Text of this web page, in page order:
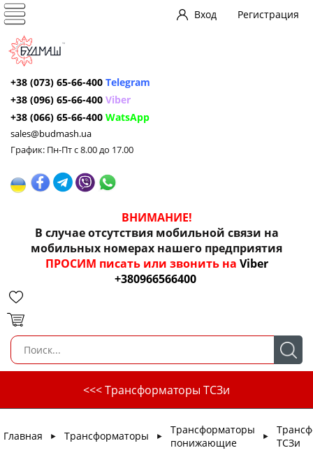
Вход Регистрация
+38 (073) 65-66-400 Telegram
+38 (096) 65-66-400 Viber
+38 (066) 65-66-400 WatsApp
sales@budmash.ua
График: Пн-Пт с 8.00 до 17.00
ВНИМАНИЕ!
В случае отсутствия мобильной связи на
мобильных номерах нашего предприятия
ПРОСИМ писать или звонить на Viber
+380966566400
<<< Трансформаторы ТСЗи
Главная ► Трансформаторы ►
Трансформаторы
понижающие
►
ТСЗи